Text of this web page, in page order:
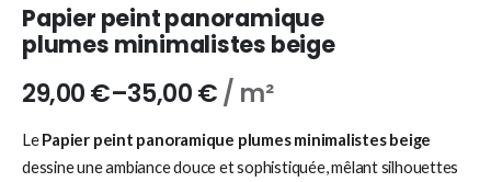
Papier peint panoramique
plumes minimalistes beige
29,00€–35,00€/ m²
LePapier peint panoramique plumes minimalistes beige
dessine une ambiance douce et sophistiquée, mêlant silhouettes